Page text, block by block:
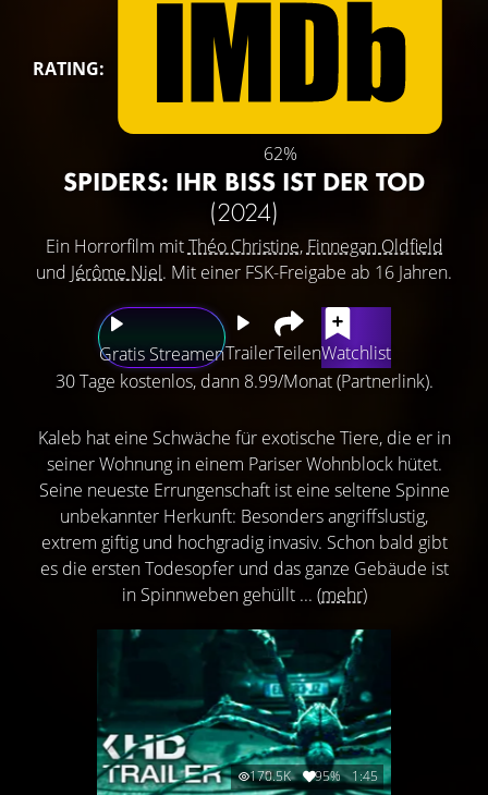
RATING:
62%
SPIDERS: IHR BISS IST DER TOD
(2024)
Ein Horrorfilm mitThéo Christine, Finnegan Oldfield
und Jérôme Niel. Mit einer FSK-Freigabe ab 16 Jahren.
Gratis StreamenTrailerTeilenWatchlist
30 Tage kostenlos, dann 8.99/Monat (Partnerlink).
Kaleb hat eine Schwäche für exotische Tiere, die er in
seiner Wohnung in einem Pariser Wohnblock hütet.
Seine neueste Errungenschaft ist eine seltene Spinne
unbekannter Herkunft: Besonders angriffslustig,
extrem giftig und hochgradig invasiv. Schon bald gibt
es die ersten Todesopfer und das ganze Gebäude ist
in Spinnweben gehüllt ... (mehr)
170.5K 95% 1:45